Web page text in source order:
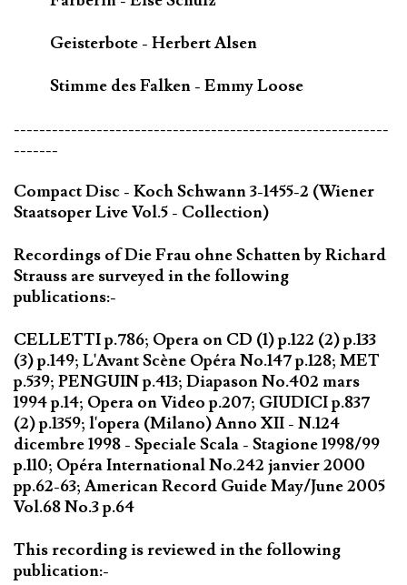
Geisterbote - Herbert Alsen
Stimme des Falken - Emmy Loose
-----------------------------------------------------------
-------
Compact Disc - Koch Schwann 3-1455-2 (Wiener
Staatsoper Live Vol.5 - Collection)
Recordings of Die Frau ohne Schatten by Richard
Strauss are surveyed in the following
publications:-
CELLETTI p.786; Opera on CD (1) p.122 (2) p.133
(3) p.149; L'Avant Scène Opéra No.147 p.128; MET
p.539; PENGUIN p.413; Diapason No.402 mars
1994 p.14; Opera on Video p.207; GIUDICI p.837
(2) p.1359; l'opera (Milano) Anno XII - N.124
dicembre 1998 - Speciale Scala - Stagione 1998/99
p.110; Opéra International No.242 janvier 2000
pp.62-63; American Record Guide May/June 2005
Vol.68 No.3 p.64
This recording is reviewed in the following
publication:-